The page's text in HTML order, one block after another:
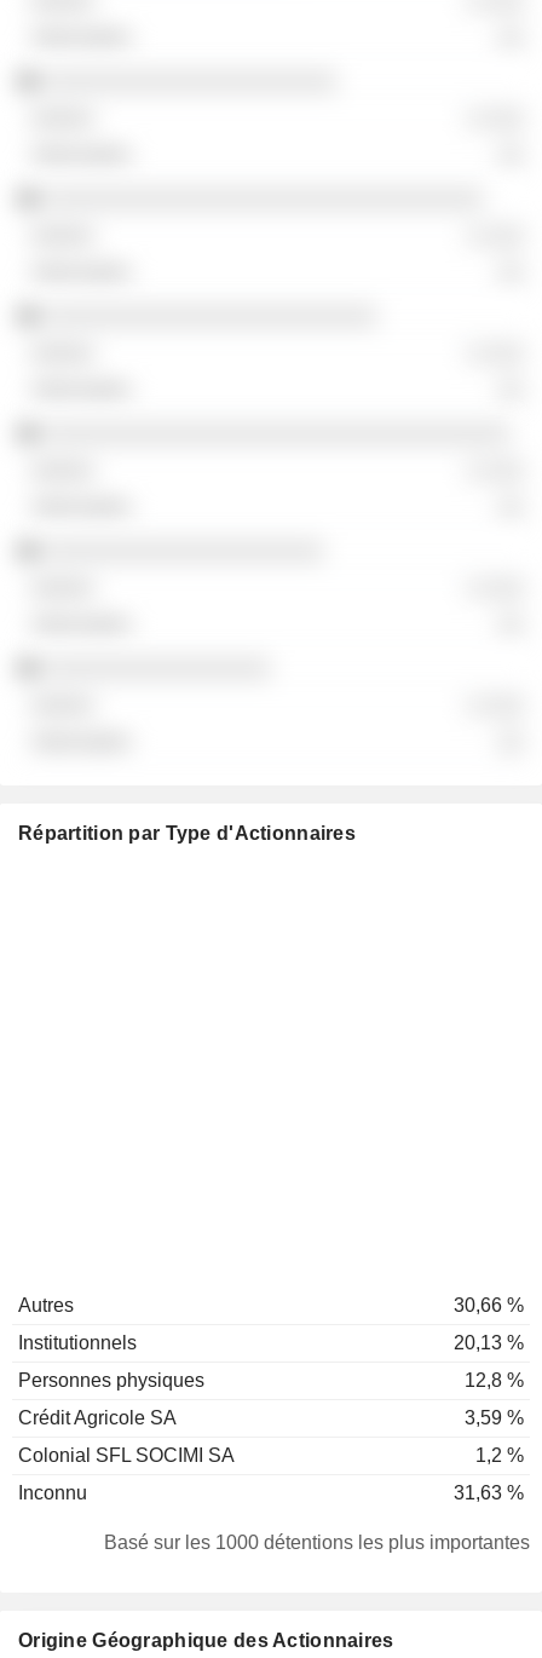
Répartition par Type d'Actionnaires
Autres
30,66 %
Institutionnels
20,13 %
Personnes physiques
12,8 %
Crédit Agricole SA
3,59 %
Colonial SFL SOCIMI SA
1,2 %
Inconnu
31,63 %
Basé sur les 1000 détentions les plus importantes
Origine Géographique des Actionnaires